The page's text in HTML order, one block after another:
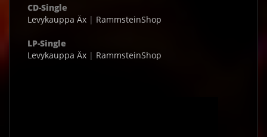
CD-Single
Levykauppa Äx | RammsteinShop
LP-Single
Levykauppa Äx | RammsteinShop